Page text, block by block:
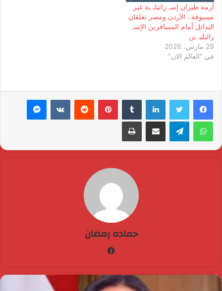
أزمة طيران إسـ رائيلـ ية غير
مسبوقة.. الأردن ومصر تغلقان
البدائل أمام المسافرين الإسـ
رائيليـ ين
29 مارس، 2026
في "العالم الان"
لينكدإن بينتيريست ماسنجر
واتساب تيلقرام مشاركة عبر البريد طباعة
حماده رمضان